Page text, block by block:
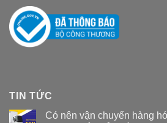
TIN TỨC
Có nên vận chuyển hàng